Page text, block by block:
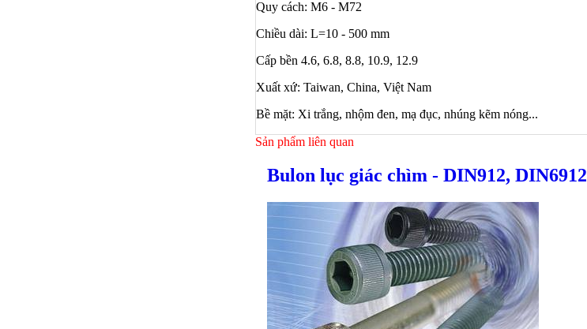
Quy cách: M6 - M72
Chiều dài: L=10 - 500 mm
Cấp bền 4.6, 6.8, 8.8, 10.9, 12.9
Xuất xứ: Taiwan, China, Việt Nam
Bề mặt: Xi trắng, nhộm đen, mạ đục, nhúng kẽm nóng...
Sản phẩm liên quan
Bulon lục giác chìm - DIN912, DIN6912